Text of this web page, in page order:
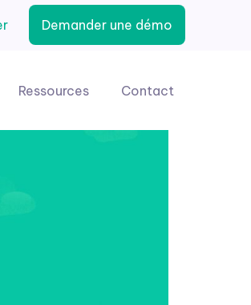
Demander une démo
Ressources Contact